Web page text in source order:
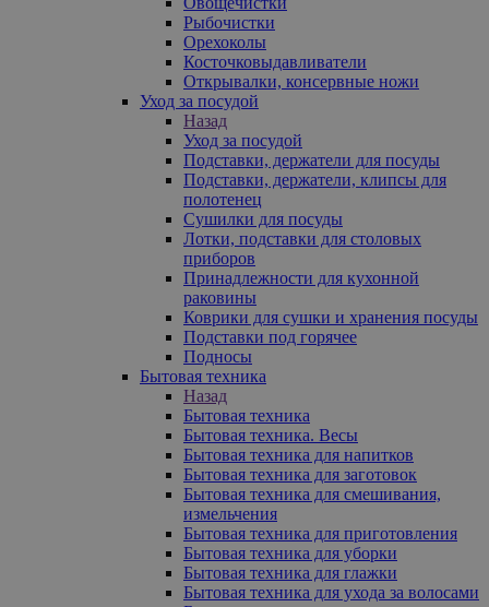
Рыбочистки
Орехоколы
Косточковыдавливатели
Открывалки, консервные ножи
Уход за посудой
Назад
Уход за посудой
Подставки, держатели для посуды
Подставки, держатели, клипсы для
полотенец
Сушилки для посуды
Лотки, подставки для столовых
приборов
Принадлежности для кухонной
раковины
Коврики для сушки и хранения посуды
Подставки под горячее
Подносы
Бытовая техника
Назад
Бытовая техника
Бытовая техника. Весы
Бытовая техника для напитков
Бытовая техника для заготовок
Бытовая техника для смешивания,
измельчения
Бытовая техника для приготовления
Бытовая техника для уборки
Бытовая техника для глажки
Бытовая техника для ухода за волосами